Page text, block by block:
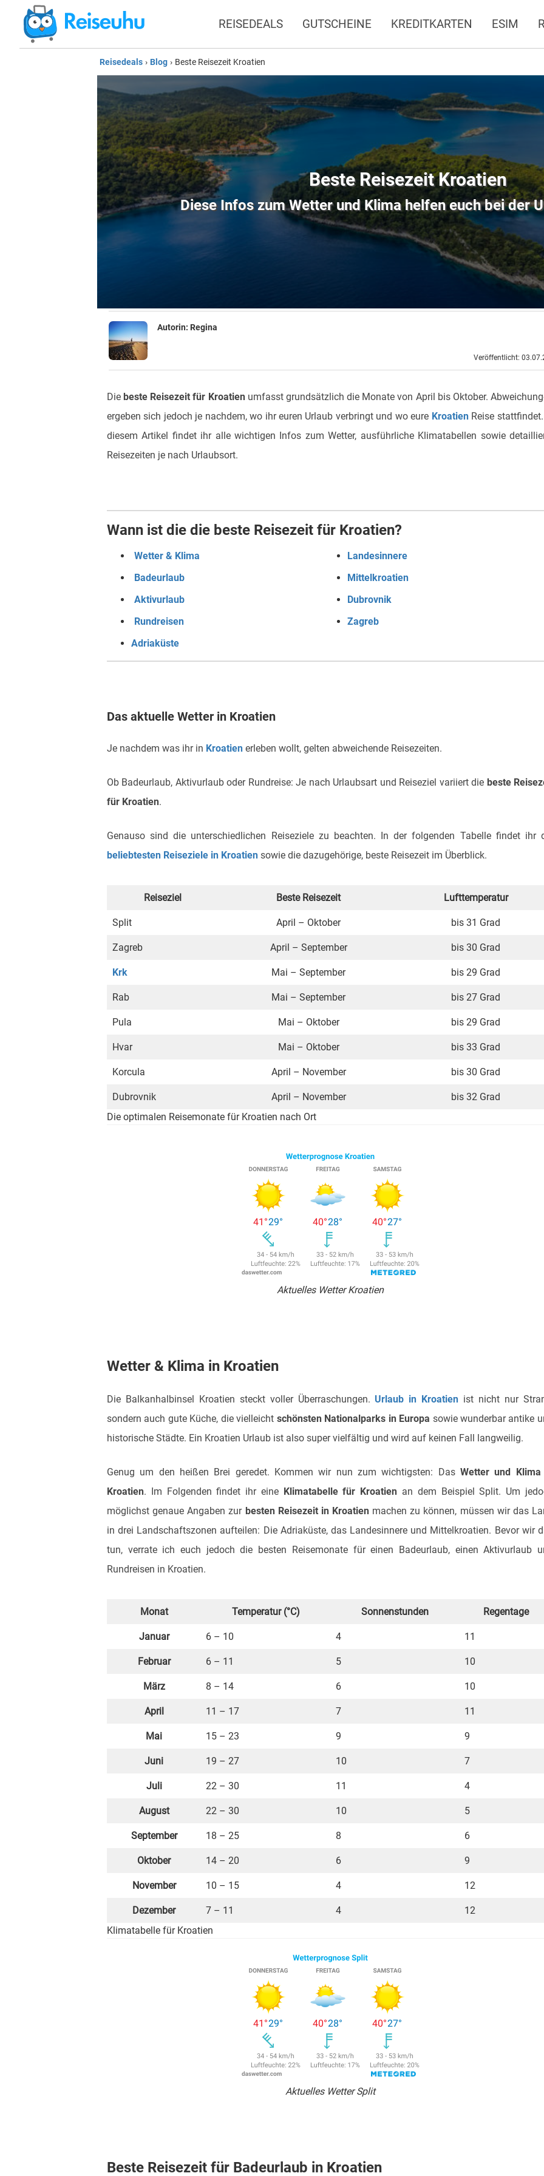
REISEDEALS GUTSCHEINE KREDITKARTEN ESIM
Reisedeals › Blog › Beste Reisezeit Kroatien
Beste Reisezeit Kroatien
Diese Infos zum Wetter und Klima helfen euch bei der
Autorin: Regina
Veröffentlicht:
Diebeste Reisezeit für Kroatienumfasst grundsätzlich die Monate von April bis Oktober.
ergeben sich jedoch je nachdem, wo ihr euren Urlaub verbringt und wo eure KroatienReise
diesem Artikel findet ihr alle wichtigen Infos zum Wetter, ausführliche Klimatabellen sowie
Reisezeiten je nach Urlaubsort.
Wann ist die die beste Reisezeit für Kroatien?
Wetter & Klima
Badeurlaub
Aktivurlaub
Rundreisen
Adriaküste
Landesinnere
Mittelkroatien
Dubrovnik
Zagreb
Das aktuelle Wetter in Kroatien
Je nachdem was ihr in Kroatien erleben wollt, gelten abweichende Reisezeiten.
Ob Badeurlaub, Aktivurlaub oder Rundreise: Je nach Urlaubsart und Reiseziel variiert die beste
für Kroatien.
Genauso sind die unterschiedlichen Reiseziele zu beachten. In der folgenden Tabelle findet ihr
beliebtesten Reiseziele in Kroatien sowie die dazugehörige, beste Reisezeit im Überblick.
Reiseziel Beste Reisezeit Lufttemperatur
Split April – Oktober bis 31 Grad
Zagreb April – September bis 30 Grad
Krk Mai – September bis 29 Grad
Rab Mai – September bis 27 Grad
Pula Mai – Oktober bis 29 Grad
Hvar Mai – Oktober bis 33 Grad
Korcula April – November bis 30 Grad
Dubrovnik April – November
bis 32 Grad
Die optimalen Reisemonate für Kroatien nach Ort
Aktuelles Wetter Kroatien
Wetter & Klima in Kroatien
Die Balkanhalbinsel Kroatien steckt voller Überraschungen. Urlaub in Kroatien ist nicht nur
sondern auch gute Küche, die vielleicht schönsten Nationalparks in Europa sowie wunderbar antike
historische Städte. Ein Kroatien Urlaub ist also super vielfältig und wird auf keinen Fall langweilig.
Genug um den heißen Brei geredet. Kommen wir nun zum wichtigsten: Das Wetter und
Kroatien. Im Folgenden findet ihr eine Klimatabelle für Kroatien an dem Beispiel Split. Um
möglichst genaue Angaben zur besten Reisezeit in Kroatienmachen zu können, müssen wir das
in drei Landschaftszonen aufteilen: Die Adriaküste, das Landesinnere und Mittelkroatien. Bevor wir
tun, verrate ich euch jedoch die besten Reisemonate für einen Badeurlaub, einen Aktivurlaub
Rundreisen in Kroatien.
Monat Temperatur (°C) Sonnenstunden Regentage
Januar 6 – 10 4 11
Februar 6 – 11 5 10
März 8 – 14 6 10
April 11 – 17 7 11
Mai 15 – 23 9 9
Juni 19 – 27 10 7
Juli 22 – 30 11 4
August 22 – 30 10 5
September 18 – 25 8 6
Oktober 14 – 20 6 9
November 10 – 15 4 12
Dezember 7 – 11 4
12
Klimatabelle für Kroatien
Aktuelles Wetter Split
Beste Reisezeit für Badeurlaub in Kroatien